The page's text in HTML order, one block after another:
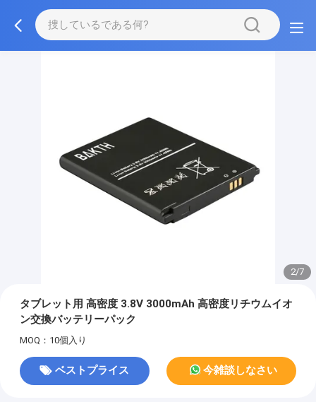
2/7
タブレット用 高密度 3.8V 3000mAh 高密度リチウムイオ
ン交換バッテリーパック
MOQ：10個入り
ベストプライス 今雑談しなさい